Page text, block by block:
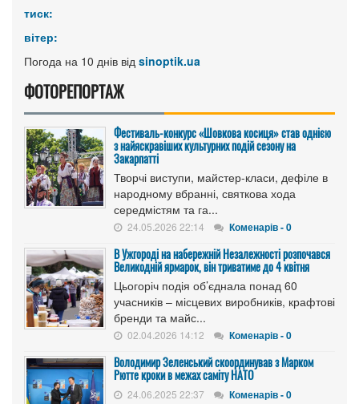
тиск:
вітер:
Погода на 10 днів від sinoptik.ua
ФОТОРЕПОРТАЖ
Фестиваль-конкурс «Шовкова косиця» став однією
з найяскравіших культурних подій сезону на
Закарпатті
Творчі виступи, майстер-класи, дефіле в
народному вбранні, святкова хода
середмістям та га...
24.05.2026 22:14 Коменарів - 0
В Ужгороді на набережній Незалежності розпочався
Великодній ярмарок, він триватиме до 4 квітня
Цьогоріч подія об’єднала понад 60
учасників – місцевих виробників, крафтові
бренди та майс...
02.04.2026 14:12 Коменарів - 0
Володимир Зеленський скоординував з Марком
Рютте кроки в межах саміту НАТО
24.06.2025 22:37 Коменарів - 0